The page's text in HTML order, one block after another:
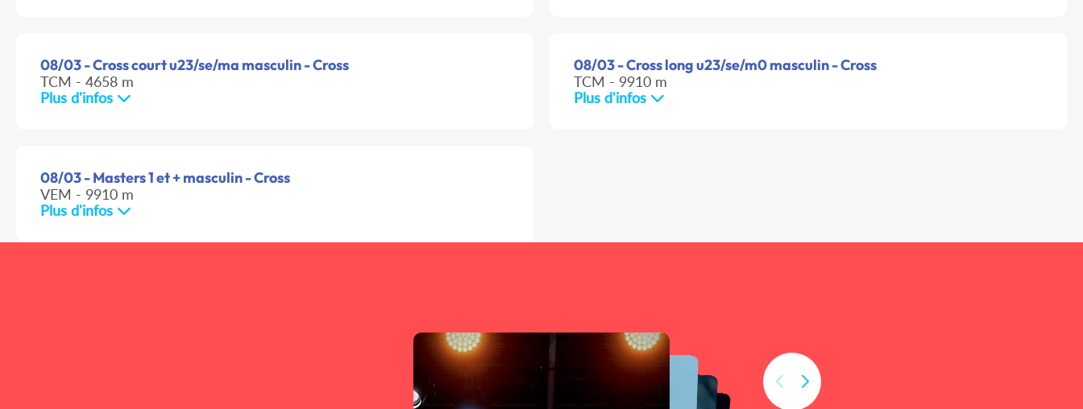
08/03 - Cross court u23/se/ma masculin - Cross
TCM - 4658 m
Plus d'infos
08/03 - Cross long u23/se/m0 masculin - Cross
TCM - 9910 m
Plus d'infos
08/03 - Masters 1 et + masculin - Cross
VEM - 9910 m
Plus d'infos